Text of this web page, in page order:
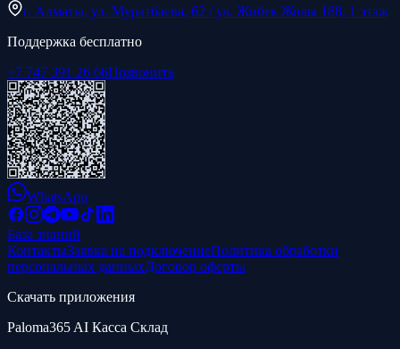
г. Алматы, ул. Муратбаева, 62 / ул. Жибек Жолы 188, 1 этаж
Поддержка бесплатно
+7 747 391 26 66Позвонить
WhatsApp
База знаний
КонтактыЗаявка на подключениеПолитика обработки
персональных данныхДоговор оферты
Скачать приложения
Paloma365 AI Касса Склад